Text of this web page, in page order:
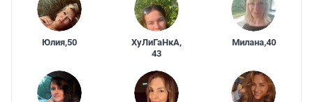
Юлия,50 ХуЛиГаНкА,
43
Милана,40